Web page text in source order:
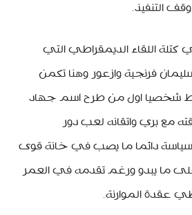
التنفيذ.
كتلة اللقاء الديمقراطي التي
فرنجية وازعور وهنا تكمن
شخصيا اول من طرح اسم جهاد
مع بري واتقانه لعب دور
دائما ما يصب في خانة قوى
ما يبدو ورغم تقدمه في العمر
عقدة الموارنة.